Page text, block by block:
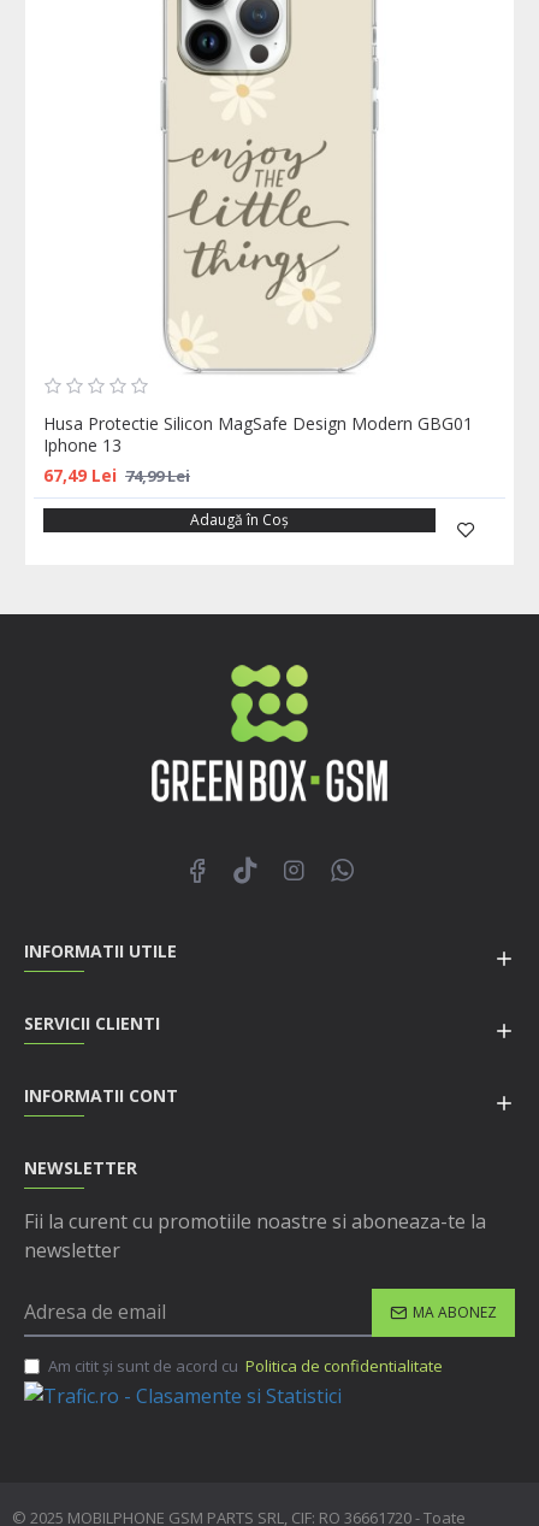
Husa Protectie Silicon MagSafe Design Modern GBG01
Iphone 13
67,49 Lei 74,99 Lei
Adaugă în Coş
INFORMATII UTILE
SERVICII CLIENTI
INFORMATII CONT
NEWSLETTER
Fii la curent cu promotiile noastre si aboneaza-te la
newsletter
MA ABONEZ
Am citit şi sunt de acord cu Politica de confidentialitate
© 2025 MOBILPHONE GSM PARTS SRL, CIF: RO 36661720 - Toate